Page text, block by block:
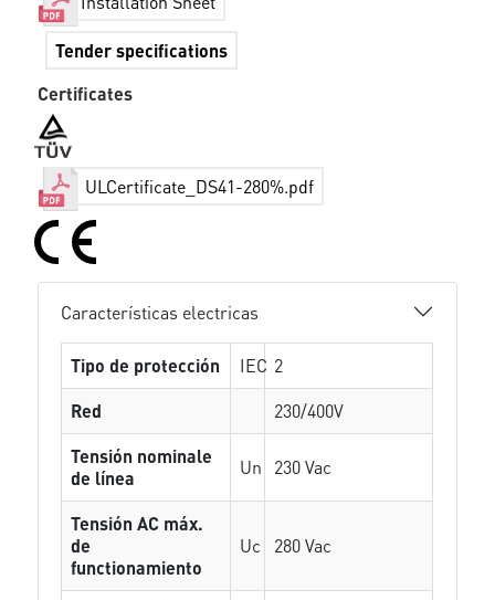
Tender specifications
Certificates
ULCertificate_DS41-280%.pdf
Características electricas
Tipo de protección IEC 2
Red
230/400V
Tensión nominale
de línea
Un 230 Vac
Tensión AC máx.
de
functionamiento
Uc 280 Vac